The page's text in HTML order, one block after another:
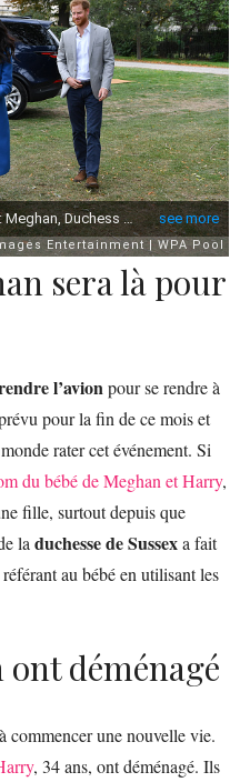
sera là pour
l’avionpour se rendre à
pour la fin de ce mois et
rater cet événement. Si
du bébé de Meghan et Harry,
fille, surtout depuis que
laduchesse de Sussexa fait
au bébé en utilisant les
déménagé
commencer une nouvelle vie.
, 34 ans, ont déménagé. Ils